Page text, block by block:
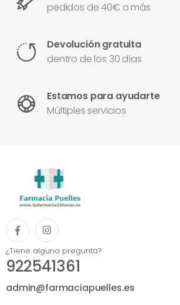
pedidos de 40€ o más
Devolución gratuita
dentro de los 30 días
Estamos para ayudarte
Múltiples servicios
¿Tiene alguna pregunta?
922541361
admin@farmaciapuelles.es